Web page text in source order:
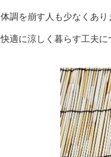
体調を崩す人も少なくあ
快適に涼しく暮らす工夫に